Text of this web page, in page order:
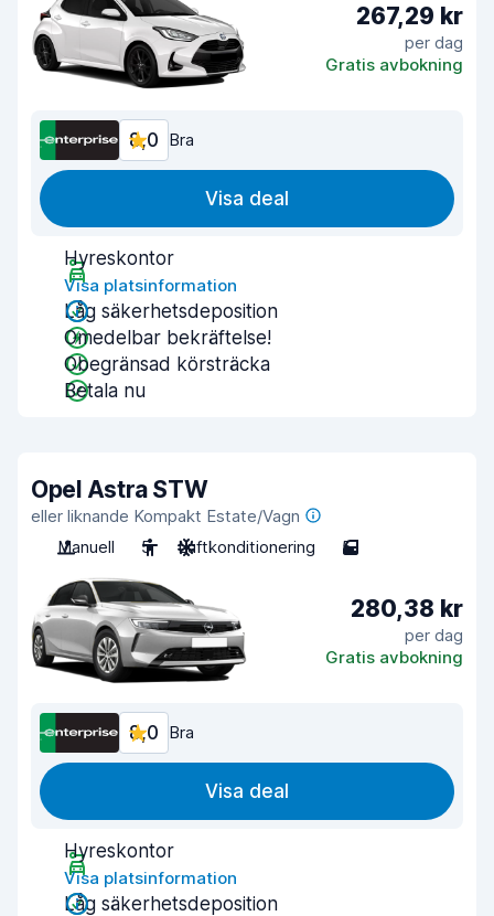
267,29 kr
per dag
Gratis avbokning
8,0 Bra
Visa deal
Hyreskontor
Visa platsinformation
Låg säkerhetsdeposition
Omedelbar bekräftelse!
Obegränsad körsträcka
Betala nu
Opel Astra STW
eller liknande Kompakt Estate/Vagn
Manuell
5 Luftkonditionering 5
280,38 kr
per dag
Gratis avbokning
8,0 Bra
Visa deal
Hyreskontor
Visa platsinformation
Låg säkerhetsdeposition